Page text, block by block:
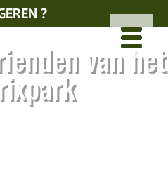
?
van het